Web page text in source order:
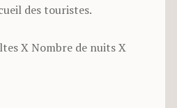
des touristes.
X Nombre de nuits X